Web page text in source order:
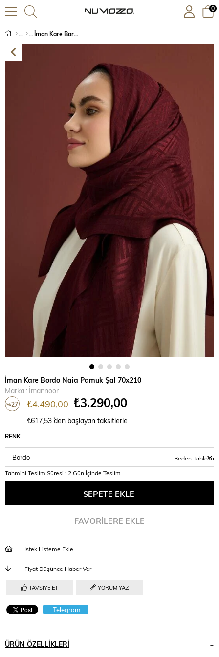
0
İman Kare Bordo Naia Pamuk Şal 70x210
İman Kare Bordo Naia Pamuk Şal 70x210
Marka : İmannoor
%27 ₺4.490,00 ₺3.290,00
₺617,53 `den başlayan taksitlerle
RENK
Beden Tablosu
Tahmini Teslim Süresi : 2 Gün İçinde Teslim
FAVORILERE EKLE
İstek Listeme Ekle
Fiyat Düşünce Haber Ver
TAVSIYE ET YORUM YAZ
Telegram
ÜRÜN ÖZELLIKLERI